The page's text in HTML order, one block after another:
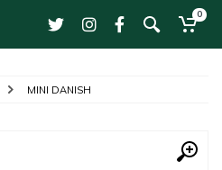
0
MINI DANISH